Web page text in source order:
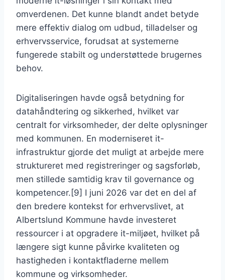
omverdenen. Det kunne blandt andet betyde
mere effektiv dialog om udbud, tilladelser og
erhvervsservice, forudsat at systemerne
fungerede stabilt og understøttede brugernes
behov.
Digitaliseringen havde også betydning for
datahåndtering og sikkerhed, hvilket var
centralt for virksomheder, der delte oplysninger
med kommunen. En moderniseret it-
infrastruktur gjorde det muligt at arbejde mere
struktureret med registreringer og sagsforløb,
men stillede samtidig krav til governance og
kompetencer.[9] I juni 2026 var det en del af
den bredere kontekst for erhvervslivet, at
Albertslund Kommune havde investeret
ressourcer i at opgradere it-miljøet, hvilket på
længere sigt kunne påvirke kvaliteten og
hastigheden i kontaktfladerne mellem
kommune og virksomheder.